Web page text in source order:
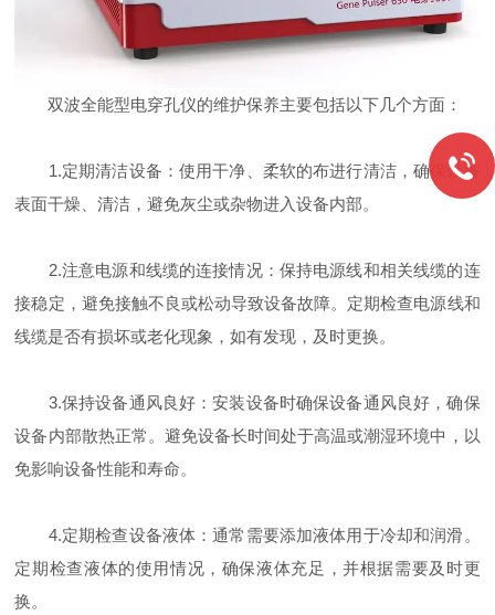
双波全能型电穿孔仪的维护保养主要包括以下几个方面：
1.定期清洁设备：使用干净、柔软的布进行清洁，确保设备
表面干燥、清洁，避免灰尘或杂物进入设备内部。
2.注意电源和线缆的连接情况：保持电源线和相关线缆的连
接稳定，避免接触不良或松动导致设备故障。定期检查电源线和
线缆是否有损坏或老化现象，如有发现，及时更换。
3.保持设备通风良好：安装设备时确保设备通风良好，确保
设备内部散热正常。避免设备长时间处于高温或潮湿环境中，以
免影响设备性能和寿命。
4.定期检查设备液体：通常需要添加液体用于冷却和润滑。
定期检查液体的使用情况，确保液体充足，并根据需要及时更
换。